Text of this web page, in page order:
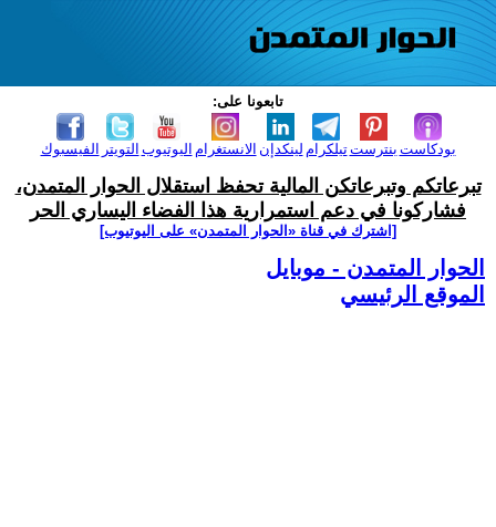
تابعونا على:
الفيسبوك التويتر اليوتيوب الانستغرام لينكدإن تيلكرامبنترست بودكاست
تبرعاتكم وتبرعاتكن المالية تحفظ استقلال الحوار المتمدن،
فشاركونا في دعم استمرارية هذا الفضاء اليساري الحر
[اشترك في قناة ‫«الحوار المتمدن» على اليوتيوب]
الحوار المتمدن - موبايل
الموقع الرئيسي